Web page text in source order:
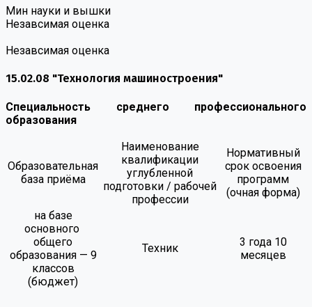
Мин науки и вышки
Незавсимая оценка
Незавсимая оценка
15.02.08 "Технология машиностроения"
Специальность среднего профессионального
образования
Образовательная
база приёма
Наименование
квалификации
углубленной
подготовки / рабочей
профессии
Нормативный
срок освоения
программ
(очная форма)
на базе
основного
общего
образования — 9
классов
(бюджет)
Техник
3 года 10
месяцев